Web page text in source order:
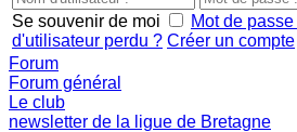
Se souvenir de moi Mot de
d'utilisateur perdu ? Créer un compte
Forum
Forum général
Le club
newsletter de la ligue de Bretagne